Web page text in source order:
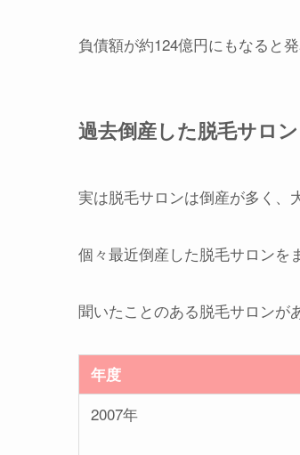
負債額が約124億円にもなると
過去倒産した脱毛サロ
実は脱毛サロンは倒産が多く、
個々最近倒産した脱毛サロンを
聞いたことのある脱毛サロンが
年度
2007年